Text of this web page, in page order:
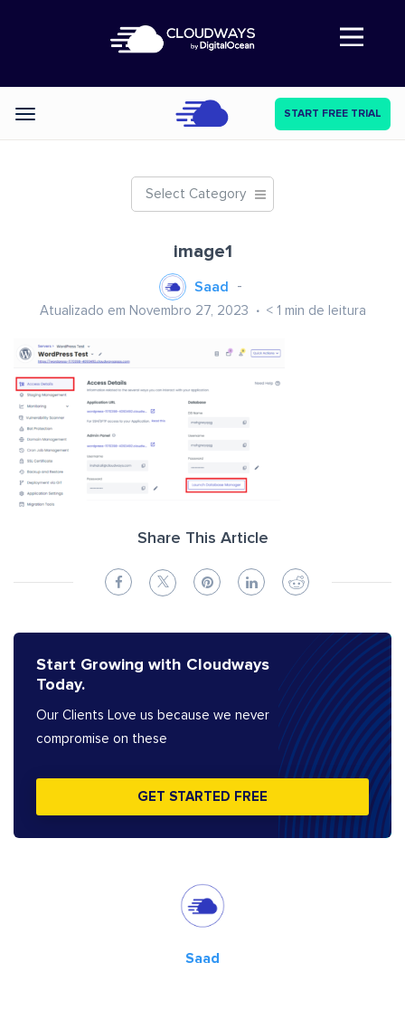
Abre a navegação
Categories START FREE TRIAL
Select Category
image1
Saad
Atualizado em Novembro 27, 2023 < 1 min de leitura
Share This Article
Start Growing with Cloudways
Today.
Our Clients Love us because we never
compromise on these
GET STARTED FREE
Saad